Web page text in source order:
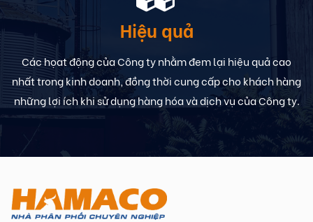
Hiệu quả
Các họat động của Công ty nhằm đem lại hiệu quả cao
nhất trong kinh doanh, đồng thời cung cấp cho khách hàng
những lợi ích khi sử dụng hàng hóa và dịch vụ của Công ty.